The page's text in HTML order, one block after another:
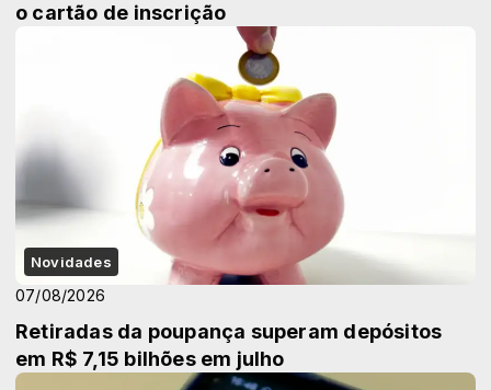
o cartão de inscrição
Novidades
07/08/2026
Retiradas da poupança superam depósitos
em R$ 7,15 bilhões em julho